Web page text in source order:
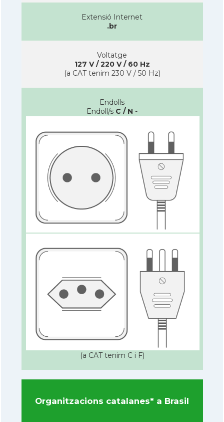
Extensió Internet
.br
Voltatge
127 V / 220 V / 60 Hz
(a CAT tenim 230 V / 50 Hz)
Endolls
Endoll/s C / N -
(a CAT tenim C i F)
Organitzacions catalanes* a Brasil